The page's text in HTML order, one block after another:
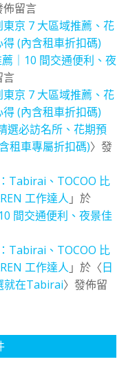
佈留言
京 7 大區域推薦、花
(內含租車折扣碼)
｜10 間交通便利、夜
言
京 7 大區域推薦、花
(內含租車折扣碼)
選必訪名所、花期預
租車專屬折扣碼)〉發
Tabirai、TOCOO 比
工作達人 」於
間交通便利、夜景佳
Tabirai、TOCOO 比
工作達人 」於〈日
就在Tabirai〉發佈留